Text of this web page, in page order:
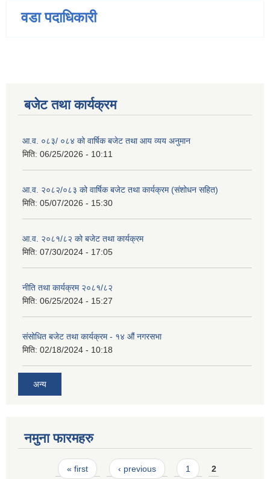
वडा पदाधिकारी
बजेट तथा कार्यक्रम
आ.व. ०८३/ ०८४ को वार्षिक बजेट तथा आय व्यय अनुमान
मिति: 06/25/2026 - 10:11
आ.व. २०८२/०८३ को वार्षिक बजेट तथा कार्यक्रम (संशोधन सहित)
मिति: 05/07/2026 - 15:30
आ.व. २०८१/८२ को बजेट तथा कार्यक्रम
मिति: 07/30/2024 - 17:05
नीति तथा कार्यक्रम २०८१/८२
मिति: 06/25/2024 - 15:27
संसोधित बजेट तथा कार्यक्रम - १४ औं नगरसभा
मिति: 02/18/2024 - 10:18
अन्य
नमुना फारमहरु
Pages« first ‹ previous 1 2